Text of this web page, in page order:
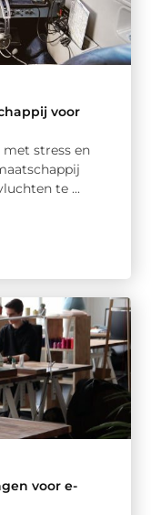
voor
stress en
te ...
voor e-